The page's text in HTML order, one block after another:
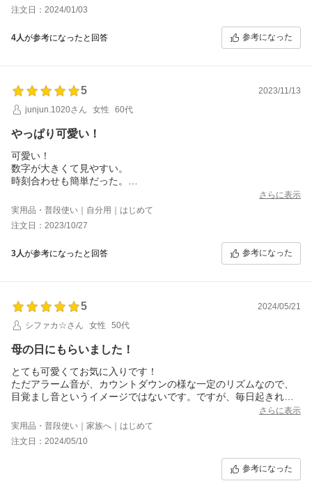
注文日：2024/01/03
4人が参考になったと回答 参考になった
5
2023/11/13
junjun.1020さん
女性 60代
やっぱり可愛い！
可愛い！
数字が大きくて見やすい。
時刻合わせも簡単だった。
さらに表示
実用品・普段使い｜自分用｜はじめて
注文日：2023/10/27
3人が参考になったと回答 参考になった
5
2024/05/21
シファカ☆さん
女性 50代
母の日にもらいました！
とても可愛くてお気に入りです！
ただアラーム音が、カウントダウンの様な一定のリズムなので、
目覚まし音というイメージではないです。ですが、毎日起きれて
さらに表示
実用品・普段使い｜家族へ｜はじめて
注文日：2024/05/10
参考になった